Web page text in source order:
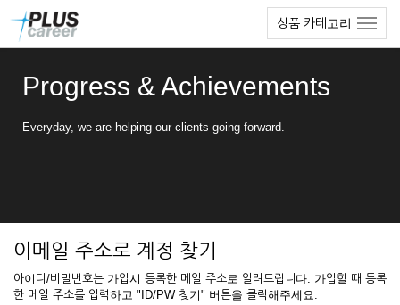
상품 카테고리
Progress & Achievements
Everyday, we are helping our clients going forward.
이메일 주소로 계정 찾기
아이디/비밀번호는 가입시 등록한 메일 주소로 알려드립니다. 가입할 때 등록
한 메일 주소를 입력하고 "ID/PW 찾기" 버튼을 클릭해주세요.